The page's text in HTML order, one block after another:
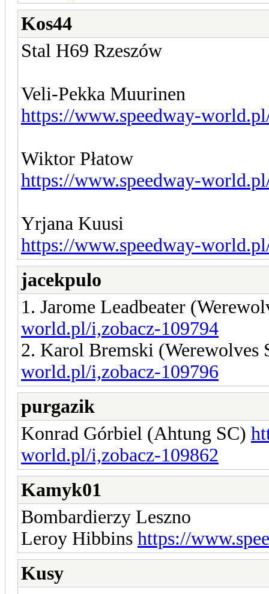
Kos44
Stal H69 Rzeszów
Veli-Pekka Muurinen
https://www.speedway-
Wiktor Płatow
https://www.speedway-
Yrjana Kuusi
https://www.speedway-
jacekpulo
1. Jarome Leadbeater
world.pl/i,zobacz-109794
2. Karol Bremski (Werewolves
world.pl/i,zobacz-109796
purgazik
Konrad Górbiel (Ahtung SC)
world.pl/i,zobacz-109862
Kamyk01
Bombardierzy Leszno
Leroy Hibbins https://
Kusy